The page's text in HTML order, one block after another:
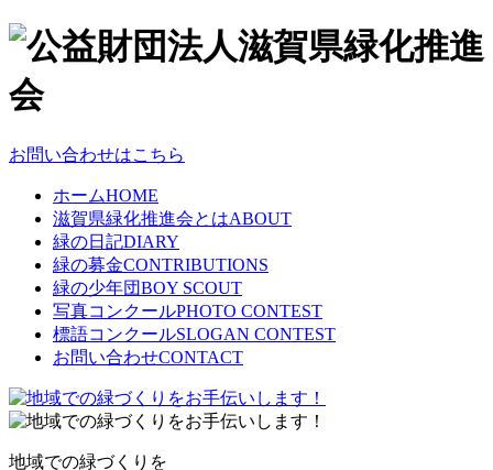
お問い合わせはこちら
ホームHOME
滋賀県緑化推進会とはABOUT
緑の日記DIARY
緑の募金CONTRIBUTIONS
緑の少年団BOY SCOUT
写真コンクールPHOTO CONTEST
標語コンクールSLOGAN CONTEST
お問い合わせCONTACT
地域での緑づくりを